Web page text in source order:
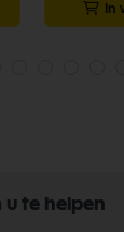
In
u te helpen